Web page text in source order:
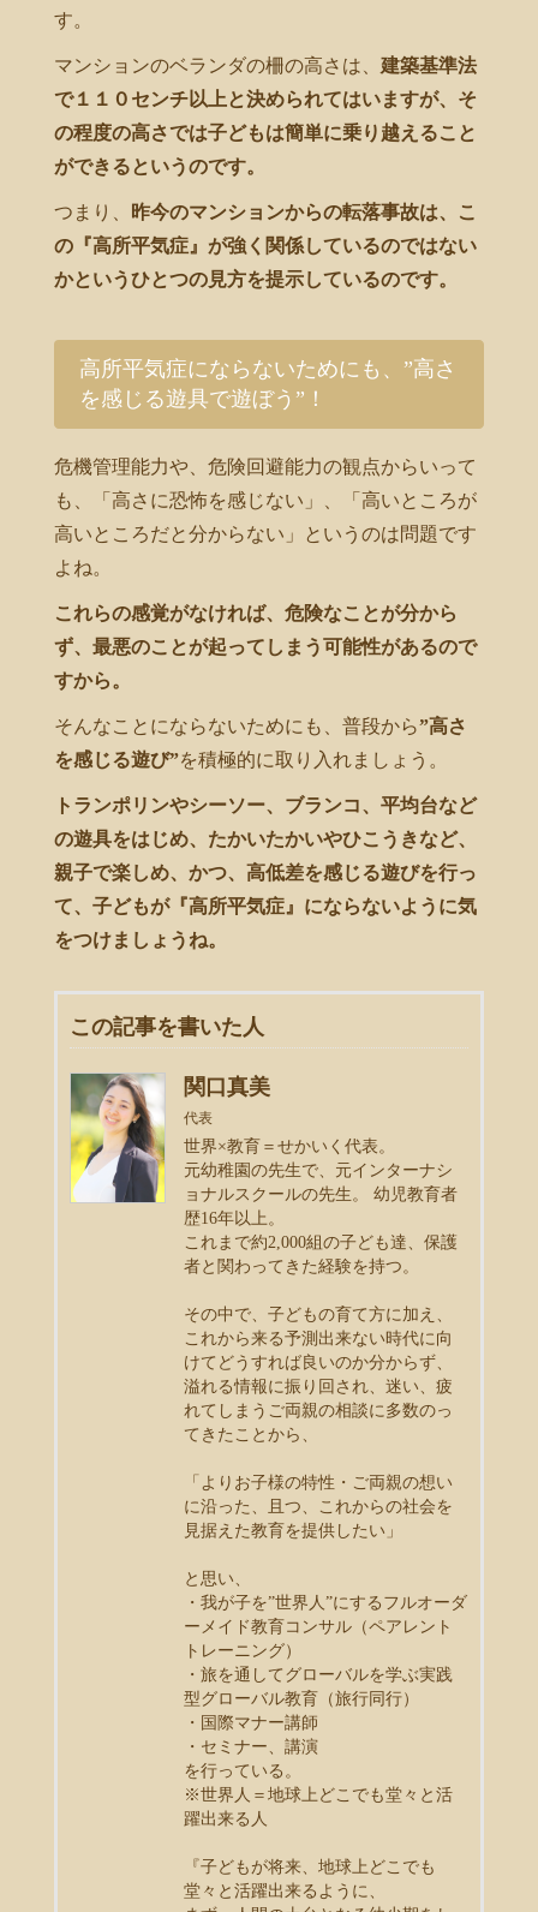
す。
マンションのベランダの柵の高さは、 建築基準法
で１１０センチ以上と決められてはいますが、そ
の程度の高さでは子どもは簡単に乗り越えること
ができるというのです。
つまり、
昨今のマンションからの転落事故は、こ
の『高所平気症』が強く関係しているのではない
かというひとつの見方を提示しているのです。
高所平気症にならないためにも、”高さ
を感じる遊具で遊ぼう”！
危機管理能力や、危険回避能力の観点からいって
も、「高さに恐怖を感じない」、「高いところが
高いところだと分からない」というのは問題です
よね。
これらの感覚がなければ、危険なことが分から
ず、最悪のことが起ってしまう可能性があるので
すから。
そんなことにならないためにも、普段から”高さ
を感じる遊び”を積極的に取り入れましょう。
トランポリンやシーソー、ブランコ、平均台など
の遊具をはじめ、たかいたかいやひこうきなど、
親子で楽しめ、かつ、高低差を感じる遊びを行っ
て、子どもが『高所平気症』にならないように気
をつけましょうね。
この記事を書いた人
関口真美
代表
世界×教育＝せかいく代表。
元幼稚園の先生で、元インターナシ
ョナルスクールの先生。 幼児教育者
歴16年以上。
これまで約2,000組の子ども達、保護
者と関わってきた経験を持つ。
その中で、子どもの育て方に加え、
これから来る予測出来ない時代に向
けてどうすれば良いのか分からず、
溢れる情報に振り回され、迷い、疲
れてしまうご両親の相談に多数のっ
てきたことから、
「よりお子様の特性・ご両親の想い
に沿った、且つ、これからの社会を
見据えた教育を提供したい」
と思い、
・我が子を”世界人”にするフルオーダ
ーメイド教育コンサル（ペアレント
トレーニング）
・旅を通してグローバルを学ぶ実践
型グローバル教育（旅行同行）
・国際マナー講師
・セミナー、講演
を行っている。
※世界人＝地球上どこでも堂々と活
躍出来る人
『子どもが将来、地球上どこでも
堂々と活躍出来るように、